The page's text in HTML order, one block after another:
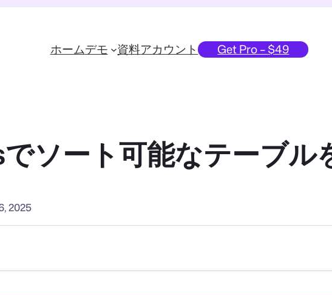
ホームデモ 資料アカウント Get Pro – $49
ソート可能なテーブル
2025